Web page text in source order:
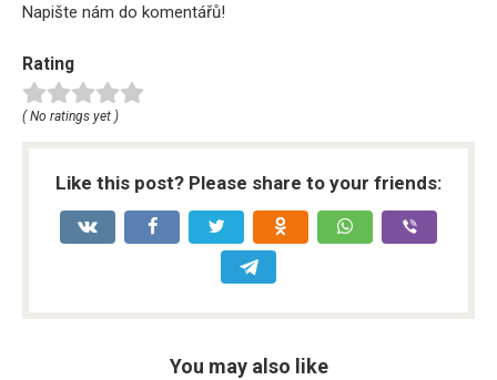
Napište nám do komentářů!
Rating
( No ratings yet )
Like this post? Please share to your friends:
You may also like